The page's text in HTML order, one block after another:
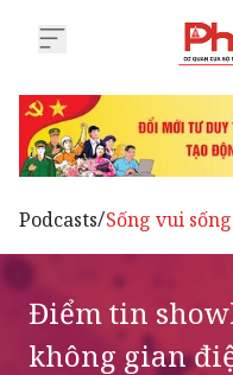
Podcasts/Sống vui
Điểm tin
không gian